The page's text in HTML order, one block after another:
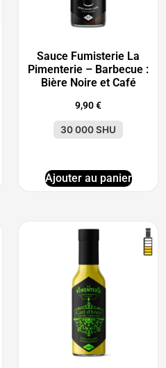
Sauce Fumisterie La
Pimenterie – Barbecue :
Bière Noire et Café
9,90€
30 000 SHU
Ajouter au panier